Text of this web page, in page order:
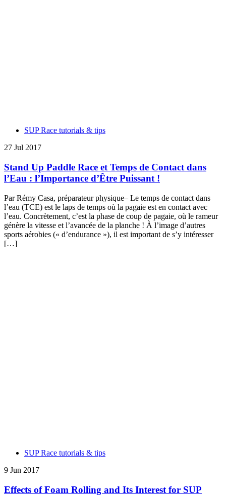
SUP Race tutorials & tips
27 Jul 2017
Stand Up Paddle Race et Temps de Contact dans
l’Eau : l’Importance d’Être Puissant !
Par Rémy Casa, préparateur physique– Le temps de contact dans
l’eau (TCE) est le laps de temps où la pagaie est en contact avec
l’eau. Concrètement, c’est la phase de coup de pagaie, où le rameur
génère la vitesse et l’avancée de la planche ! À l’image d’autres
sports aérobies (« d’endurance »), il est important de s’y intéresser
[…]
SUP Race tutorials & tips
9 Jun 2017
Effects of Foam Rolling and Its Interest for SUP